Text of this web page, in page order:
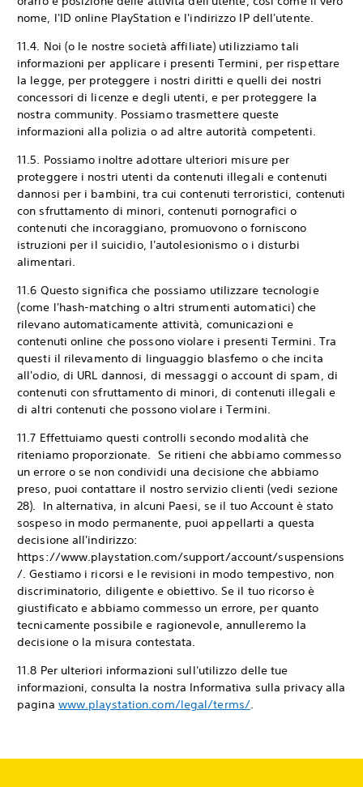
nome, l'ID online PlayStation e l'indirizzo IP dell'utente.
11.4. Noi (o le nostre società affiliate) utilizziamo tali
informazioni per applicare i presenti Termini, per rispettare
la legge, per proteggere i nostri diritti e quelli dei nostri
concessori di licenze e degli utenti, e per proteggere la
nostra community. Possiamo trasmettere queste
informazioni alla polizia o ad altre autorità competenti.
11.5. Possiamo inoltre adottare ulteriori misure per
proteggere i nostri utenti da contenuti illegali e contenuti
dannosi per i bambini, tra cui contenuti terroristici, contenuti
con sfruttamento di minori, contenuti pornografici o
contenuti che incoraggiano, promuovono o forniscono
istruzioni per il suicidio, l'autolesionismo o i disturbi
alimentari.
11.6 Questo significa che possiamo utilizzare tecnologie
(come l'hash-matching o altri strumenti automatici) che
rilevano automaticamente attività, comunicazioni e
contenuti online che possono violare i presenti Termini. Tra
questi il rilevamento di linguaggio blasfemo o che incita
all'odio, di URL dannosi, di messaggi o account di spam, di
contenuti con sfruttamento di minori, di contenuti illegali e
di altri contenuti che possono violare i Termini.
11.7 Effettuiamo questi controlli secondo modalità che
riteniamo proporzionate. Se ritieni che abbiamo commesso
un errore o se non condividi una decisione che abbiamo
preso, puoi contattare il nostro servizio clienti (vedi sezione
28). In alternativa, in alcuni Paesi, se il tuo Account è stato
sospeso in modo permanente, puoi appellarti a questa
decisione all'indirizzo:
https://www.playstation.com/support/account/suspensions
/. Gestiamo i ricorsi e le revisioni in modo tempestivo, non
discriminatorio, diligente e obiettivo. Se il tuo ricorso è
giustificato e abbiamo commesso un errore, per quanto
tecnicamente possibile e ragionevole, annulleremo la
decisione o la misura contestata.
11.8 Per ulteriori informazioni sull'utilizzo delle tue
informazioni, consulta la nostra Informativa sulla privacy alla
pagina www.playstation.com/legal/terms/.